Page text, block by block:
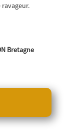
Bretagne